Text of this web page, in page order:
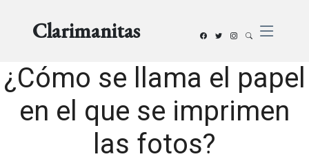
Clarimanitas
¿Cómo se llama el papel
en el que se imprimen
las fotos?